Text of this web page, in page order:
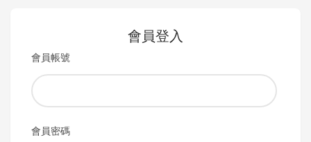
會員登入
會員帳號
會員密碼